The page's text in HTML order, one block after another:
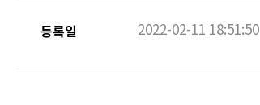
등록일 2022-02-11 18:51:50